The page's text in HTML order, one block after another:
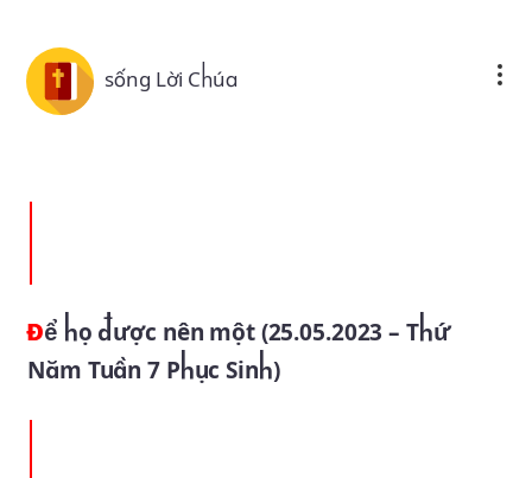
sống Lời Chúa
Để họ được nên một (25.05.2023 – Thứ
Năm Tuần 7 Phục Sinh)